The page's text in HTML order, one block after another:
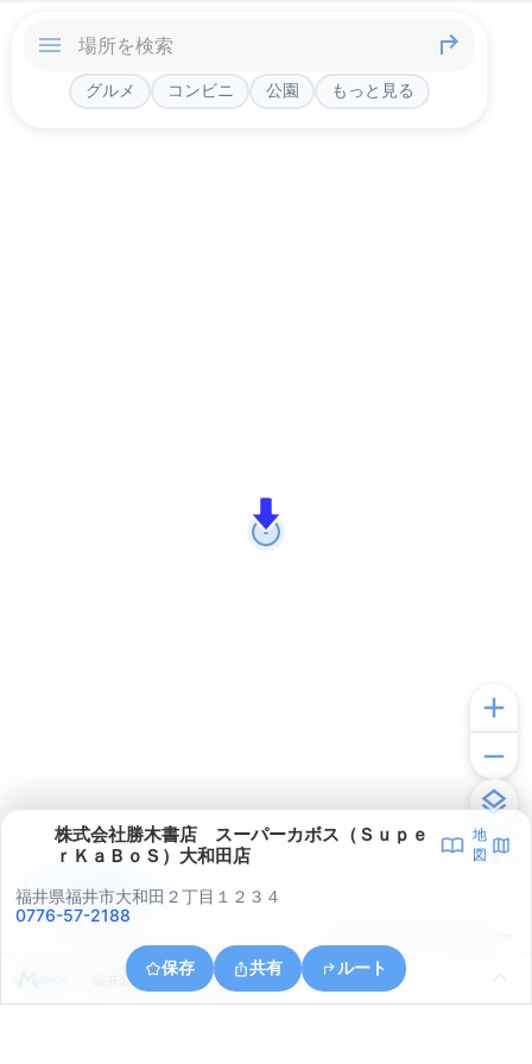
グルメ コンビニ 公園 もっと見る
株式会社勝木書店 スーパーカボス（Ｓｕｐｅ
ｒＫａＢｏＳ）大和田店
地
図
福井県福井市大和田２丁目１２３４
0776-57-2188
保存 共有 ルート
福井県福井市高木中央２丁目
アプリで見る